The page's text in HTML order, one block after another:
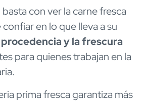
con ver la carne fresca
en lo que lleva a su
procedencia y la frescura
para quienes trabajan en la
prima fresca garantiza más